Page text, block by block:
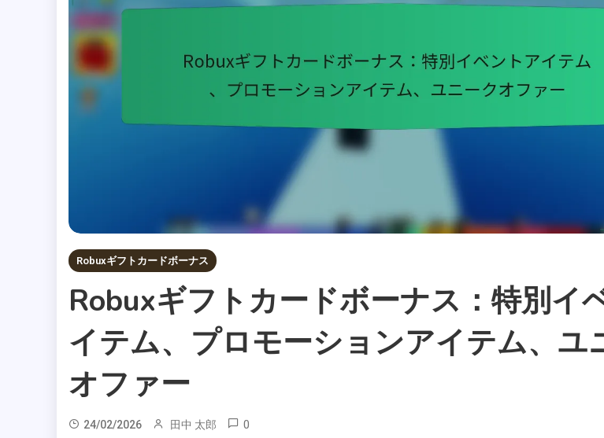
Robuxギフトカードボーナス
Robuxギフトカードボーナス：特別イ
イテム、プロモーションアイテム、ユ
オファー
24/02/2026 田中 太郎 0